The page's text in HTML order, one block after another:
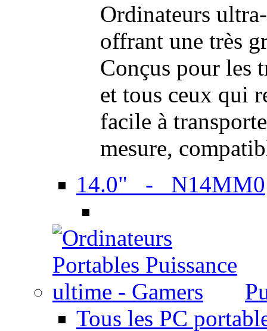
Ordinateurs
offrant une très
Conçus pour les
et tous ceux qui
facile à
mesure,
14.0" - N14MM0
Tous les PC